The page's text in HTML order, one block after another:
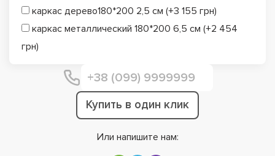
каркас дерево180*200 2,5 см (+3 155 грн)
каркас металлический 180*200 6,5 см (+2 454
грн)
Купить в один клик
Или напишите нам: